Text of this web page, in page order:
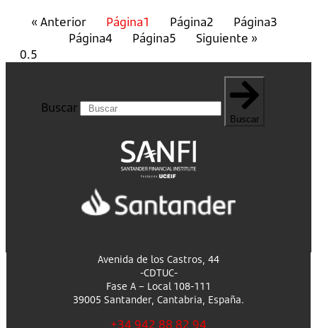
« Anterior Página1 Página2 Página3
Página4 Página5 Siguiente »
Buscar
Buscar
Avenida de los Castros, 44
-CDTUC-
Fase A – Local 108-111
39005 Santander, Cantabria, España.
+34 942 88 82 94